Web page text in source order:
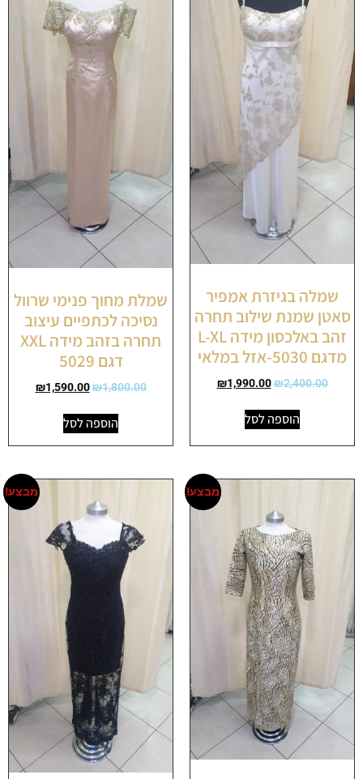
שמלה בגיזרת אמפיר
סאטן שמנת שילוב תחרה
זהב באלכסון מידה L-XL
מדגם 5030-אזל במלאי
₪2,400.00
₪1,990.00
הוספה לסל
שמלת מחוך פנימי שרוול
נסיכה לכתפיים עיצוב
תחרה בזהב מידה XXL
דגם 5029
₪1,800.00
₪1,590.00
הוספה לסל
מבצע! מבצע!